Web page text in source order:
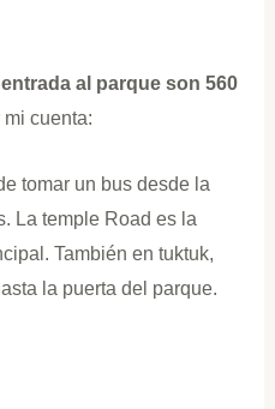
entrada al parque son 560
cuenta:
tomar un bus desde la
La temple Road es la
También en tuktuk,
la puerta del parque.